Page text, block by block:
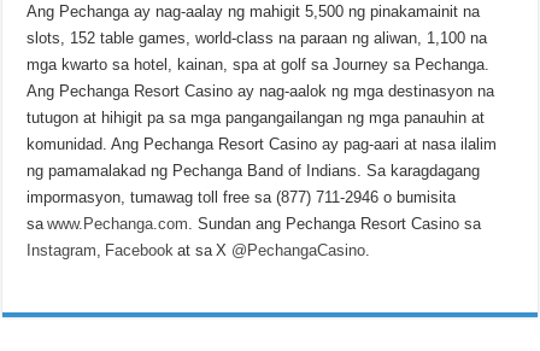
Ang Pechanga ay nag-aalay ng mahigit 5,500 ng pinakamainit na
slots, 152 table games, world-class na paraan ng aliwan, 1,100 na
mga kwarto sa hotel, kainan, spa at golf sa Journey sa Pechanga.
Ang Pechanga Resort Casino ay nag-aalok ng mga destinasyon na
tutugon at hihigit pa sa mga pangangailangan ng mga panauhin at
komunidad. Ang Pechanga Resort Casino ay pag-aari at nasa ilalim
ng pamamalakad ng Pechanga Band of Indians. Sa karagdagang
impormasyon, tumawag toll free sa (877) 711-2946 o bumisita
sawww.Pechanga.com . Sundan ang Pechanga Resort Casino sa
Instagram Facebook at sa X @PechangaCasino